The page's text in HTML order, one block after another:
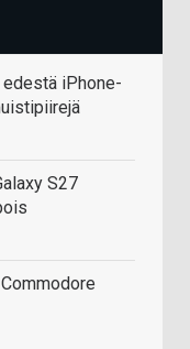
edestä iPhone-
S27